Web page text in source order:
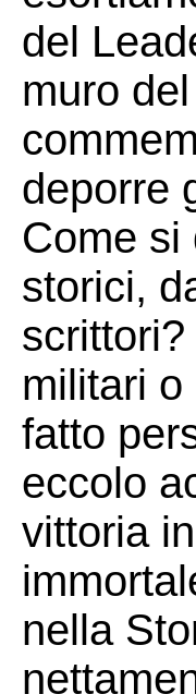
del
muro
deporre
Come si
storici,
militari
fatto
eccolo
vittoria
nella